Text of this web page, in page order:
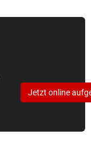
Jetzt online